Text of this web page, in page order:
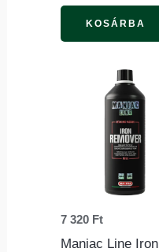
KOSÁRBA
7 320 Ft
Maniac Line Iron